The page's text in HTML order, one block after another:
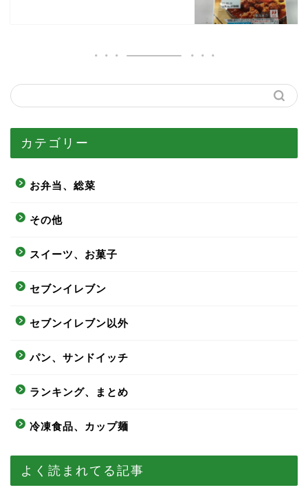
カテゴリー
お弁当、総菜
その他
スイーツ、お菓子
セブンイレブン
セブンイレブン以外
パン、サンドイッチ
ランキング、まとめ
冷凍食品、カップ麺
よく読まれてる記事